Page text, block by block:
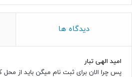
دیدگاه ها
امید الهی تبار
پس چرا الان برای ثبت نام میگن باید از محل